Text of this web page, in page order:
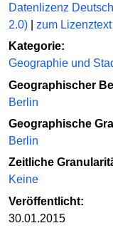
Datenlizenz
2.0)
zum Lizenztext
Kategorie:
Geographie und
Geographischer
Berlin
Geographische
Berlin
Zeitliche
Keine
Veröffentlicht:
30.01.2015